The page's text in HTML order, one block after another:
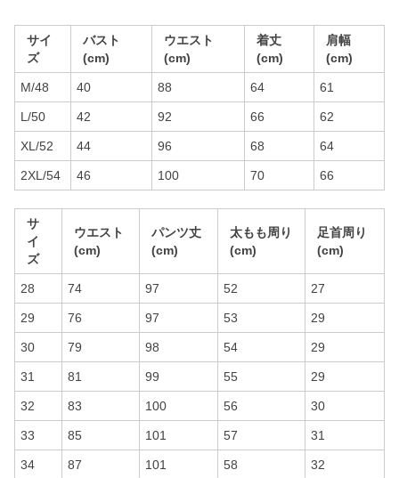
サイ
ズ
バスト
(cm)
ウエスト
(cm)
着丈
(cm)
肩幅
(cm)
M/48 40 88 64 61
L/50 42 92 66 62
XL/52 44 96 68 64
2XL/54 46 100 70 66
サ
イ
ズ
ウエスト
(cm)
パンツ丈
(cm)
太もも周り
(cm)
足首周り
(cm)
28 74 97 52 27
29 76 97 53 29
30 79 98 54 29
31 81 99 55 29
32 83 100 56 30
33 85 101 57 31
34 87 101 58 32